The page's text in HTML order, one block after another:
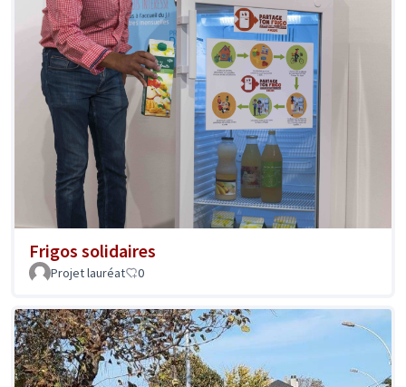
Frigos solidaires
Projet lauréat 0